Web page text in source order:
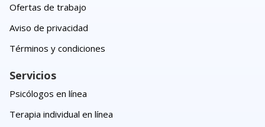
Ofertas de trabajo
Aviso de privacidad
Términos y condiciones
Servicios
Psicólogos en línea
Terapia individual en línea